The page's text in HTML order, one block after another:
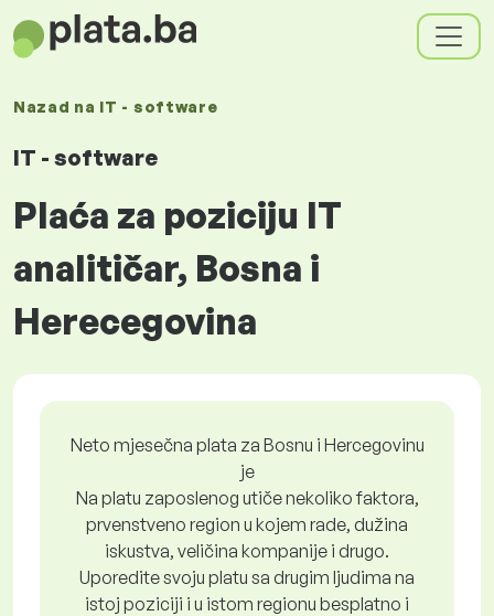
Nazad na IT - software
IT - software
Plaća za poziciju IT
analitičar, Bosna i
Herecegovina
Neto mjesečna plata za Bosnu i Hercegovinu
je
Na platu zaposlenog utiče nekoliko faktora,
prvenstveno region u kojem rade, dužina
iskustva, veličina kompanije i drugo.
Uporedite svoju platu sa drugim ljudima na
istoj poziciji i u istom regionu besplatno i